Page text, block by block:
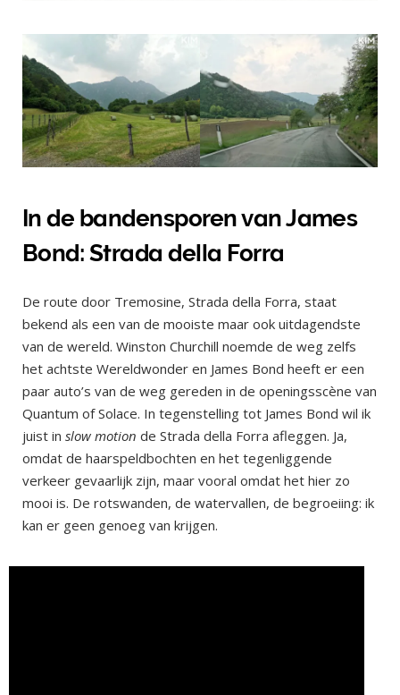
In de bandensporen van James
Bond: Strada della Forra
De route door Tremosine, Strada della Forra, staat
bekend als een van de mooiste maar ook uitdagendste
van de wereld. Winston Churchill noemde de weg zelfs
het achtste Wereldwonder en James Bond heeft er een
paar auto’s van de weg gereden in de openingsscène van
Quantum of Solace. In tegenstelling tot James Bond wil ik
juist in slow motion de Strada della Forra afleggen. Ja,
omdat de haarspeldbochten en het tegenliggende
verkeer gevaarlijk zijn, maar vooral omdat het hier zo
mooi is. De rotswanden, de watervallen, de begroeiing: ik
kan er geen genoeg van krijgen.